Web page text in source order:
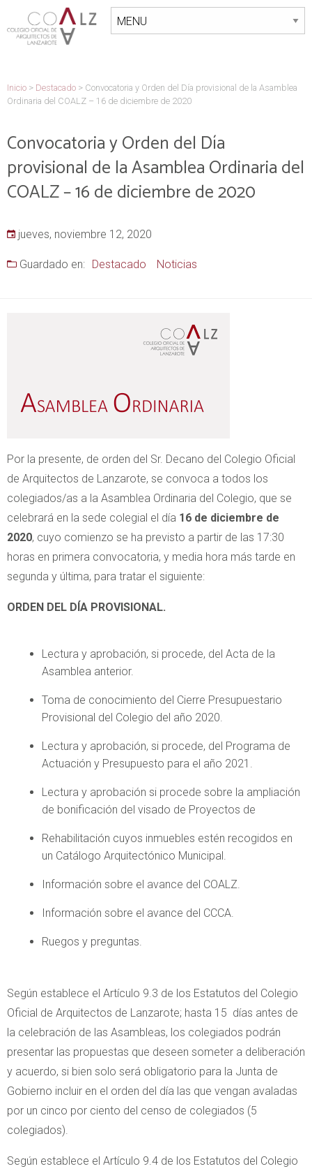
Inicio > Destacado > Convocatoria y Orden del Día provisional de la Asamblea
Ordinaria del COALZ – 16 de diciembre de 2020
Convocatoria y Orden del Día
provisional de la Asamblea Ordinaria del
COALZ – 16 de diciembre de 2020
jueves, noviembre 12, 2020
Guardado en: Destacado Noticias
Por la presente, de orden del Sr. Decano del Colegio Oficial
de Arquitectos de Lanzarote, se convoca a todos los
colegiados/as a la Asamblea Ordinaria del Colegio, que se
celebrará en la sede colegial el día 16 de diciembre de
2020, cuyo comienzo se ha previsto a partir de las 17:30
horas en primera convocatoria, y media hora más tarde en
segunda y última, para tratar el siguiente:
ORDEN DEL DÍA PROVISIONAL.
Lectura y aprobación, si procede, del Acta de la
Asamblea anterior.
Toma de conocimiento del Cierre Presupuestario
Provisional del Colegio del año 2020.
Lectura y aprobación, si procede, del Programa de
Actuación y Presupuesto para el año 2021.
Lectura y aprobación si procede sobre la ampliación
de bonificación del visado de Proyectos de
Rehabilitación cuyos inmuebles estén recogidos en
un Catálogo Arquitectónico Municipal.
Información sobre el avance del COALZ.
Información sobre el avance del CCCA.
Ruegos y preguntas.
Según establece el Artículo 9.3 de los Estatutos del Colegio
Oficial de Arquitectos de Lanzarote; hasta 15 días antes de
la celebración de las Asambleas, los colegiados podrán
presentar las propuestas que deseen someter a deliberación
y acuerdo, si bien solo será obligatorio para la Junta de
Gobierno incluir en el orden del día las que vengan avaladas
por un cinco por ciento del censo de colegiados (5
colegiados).
Según establece el Artículo 9.4 de los Estatutos del Colegio